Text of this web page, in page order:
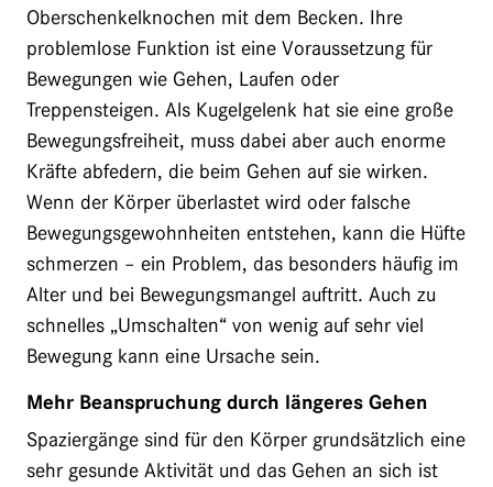
Oberschenkelknochen mit dem Becken. Ihre
problemlose Funktion ist eine Voraussetzung für
Bewegungen wie Gehen, Laufen oder
Treppensteigen. Als Kugelgelenk hat sie eine große
Bewegungsfreiheit, muss dabei aber auch enorme
Kräfte abfedern, die beim Gehen auf sie wirken.
Wenn der Körper überlastet wird oder falsche
Bewegungsgewohnheiten entstehen, kann die Hüfte
schmerzen – ein Problem, das besonders häufig im
Alter und bei Bewegungsmangel auftritt. Auch zu
schnelles „Umschalten“ von wenig auf sehr viel
Bewegung kann eine Ursache sein.
Mehr Beanspruchung durch längeres Gehen
Spaziergänge sind für den Körper grundsätzlich eine
sehr gesunde Aktivität und das Gehen an sich ist